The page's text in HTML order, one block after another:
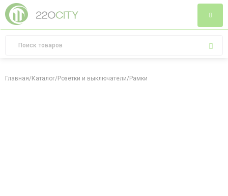
Главная/Каталог/Розетки и выключатели/Рамки